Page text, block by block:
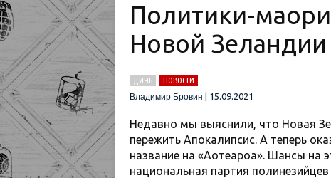
Политики-
Новой Зеландии
ДИЧЬ
НОВОСТИ
Владимир Бровин
15.09.2021
Недавно мы выяснили, что Новая
пережить Апокалипсис. А теперь
название на «Аотеароа». Шансы на
национальная партия